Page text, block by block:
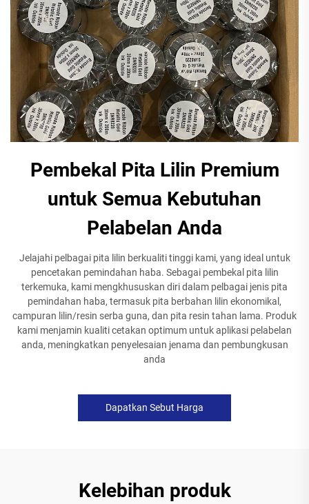
Pembekal Pita Lilin Premium
untuk Semua Kebutuhan
Pelabelan Anda
Jelajahi pelbagai pita lilin berkualiti tinggi kami, yang ideal untuk
pencetakan pemindahan haba. Sebagai pembekal pita lilin
terkemuka, kami mengkhususkan diri dalam pelbagai jenis pita
pemindahan haba, termasuk pita berbahan lilin ekonomikal,
campuran lilin/resin serba guna, dan pita resin tahan lama. Produk
kami menjamin kualiti cetakan optimum untuk aplikasi pelabelan
anda, meningkatkan penyelesaian jenama dan pembungkusan
anda
Dapatkan Sebut Harga
Kelebihan produk